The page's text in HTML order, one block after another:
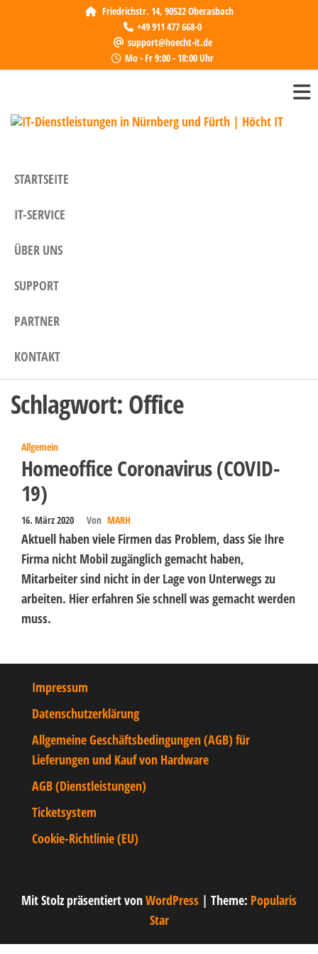
Friedrichstr. 14, 90522 Oberasbach
+49 911 477 668-0
support@hoecht-it.de
Mo - Fr 9:00 - 18:00 Uhr
STARTSEITE
IT-SERVICE
ÜBER UNS
SUPPORT
PARTNER
KONTAKT
Schlagwort: Office
Allgemein
Homeoffice Coronavirus (COVID-
19)
16. März 2020 Von MARH
Aktuell haben viele Firmen das Problem, dass Sie Ihre
Firma nicht Mobil zugänglich gemacht haben,
Mitarbeiter sind nicht in der Lage von Unterwegs zu
arbeiten. Hier erfahren Sie schnell was gemacht werden
muss.
Impressum
Datenschutzerklärung
Allgemeine Geschäftsbedingungen (AGB) für
Lieferungen und Kauf von Hardware
AGB (Dienstleistungen)
Ticketsystem
Cookie-Richtlinie (EU)
Mit Stolz präsentiert vonWordPress | Theme: Popularis
Star